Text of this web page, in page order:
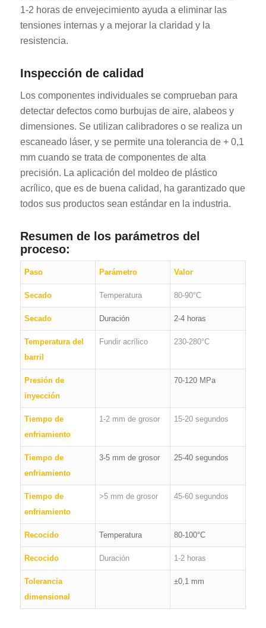
1-2 horas de envejecimiento ayuda a eliminar las
tensiones internas y a mejorar la claridad y la
resistencia.
Inspección de calidad
Los componentes individuales se comprueban para
detectar defectos como burbujas de aire, alabeos y
dimensiones. Se utilizan calibradores o se realiza un
escaneado láser, y se permite una tolerancia de + 0,1
mm cuando se trata de componentes de alta
precisión. La aplicación del moldeo de plástico
acrílico, que es de buena calidad, ha garantizado que
todos sus productos sean estándar en la industria.
Resumen de los parámetros del
proceso:
Paso Parámetro Valor
Secado Temperatura 80-90°C
Secado Duración 2-4 horas
Temperatura del
barril
Fundir acrílico 230-280°C
Presión de
inyección
70-120 MPa
Tiempo de
enfriamiento
1-2 mm de grosor 15-20 segundos
Tiempo de
enfriamiento
3-5 mm de grosor 25-40 segundos
Tiempo de
enfriamiento
>5 mm de grosor 45-60 segundos
Recocido Temperatura 80-100°C
Recocido Duración 1-2 horas
Tolerancia
dimensional
±0,1 mm